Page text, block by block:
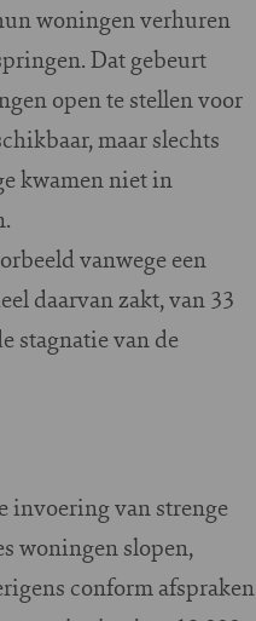
woningen verhuren
Dat gebeurt
open te stellen voor
maar slechts
kwamen niet in
vanwege een
daarvan zakt, van 33
stagnatie van de
invoering van strenge
woningen slopen,
conform afspraken